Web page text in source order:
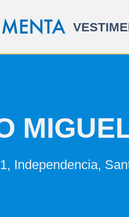
Independencia,